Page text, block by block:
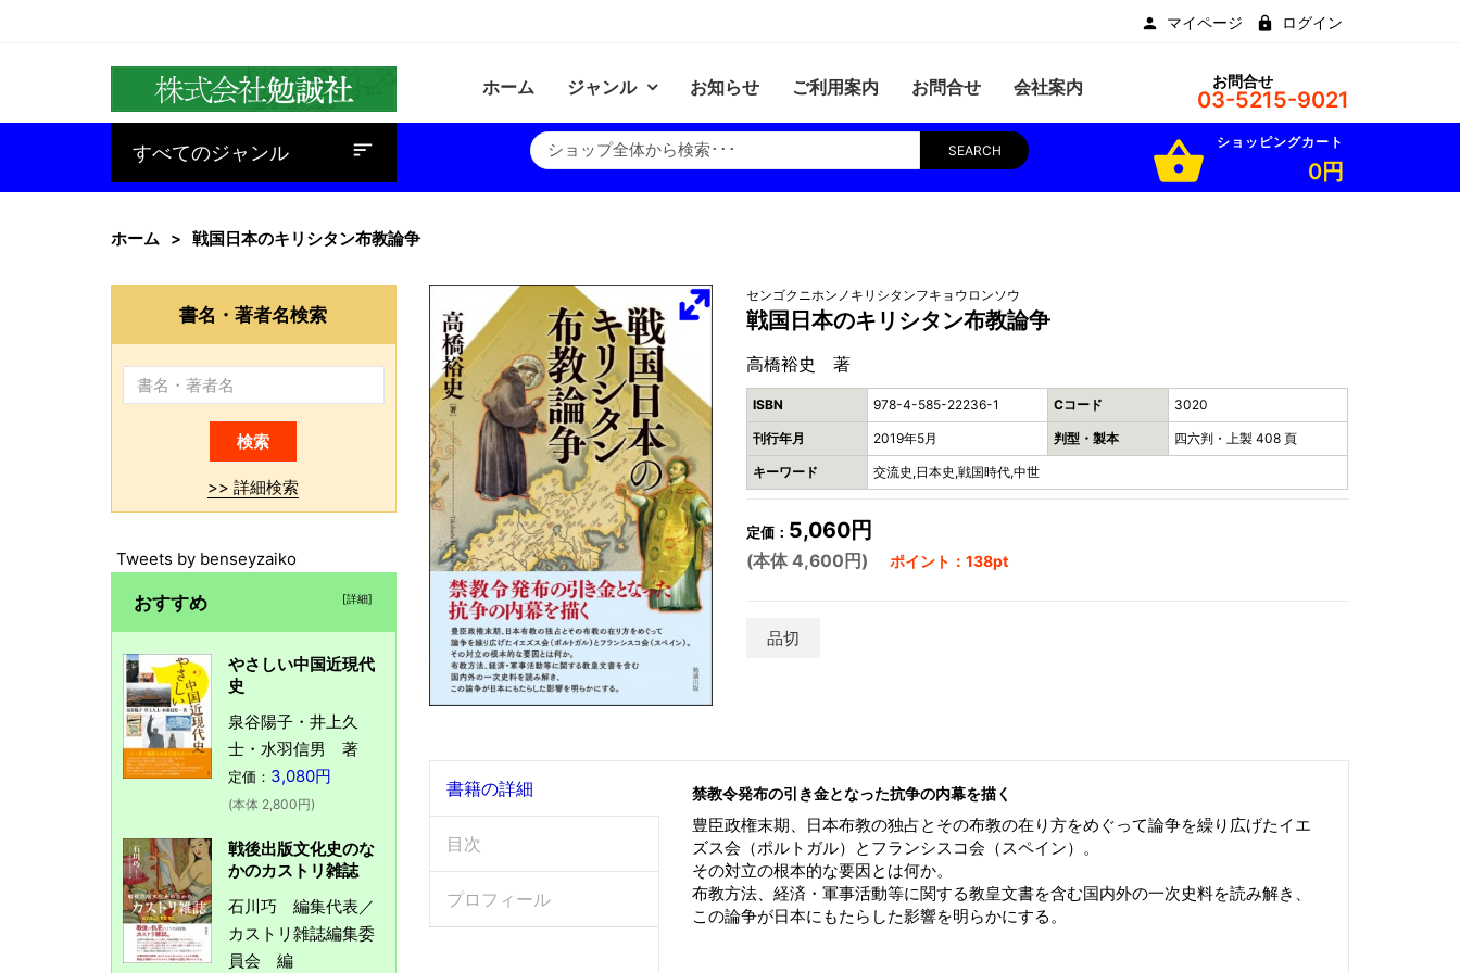
マイページ ログイン
ホーム ジャンル お知らせ ご利用案内 お問合せ 会社案内 お問合せ
03-5215-9021
すべてのジャンル
baseline_sort SEARCH shopping_basket ショッピングカート
0円
ホーム 戦国日本のキリシタン布教論争
センゴクニホンノキリシタンフキョウロンソウ
戦国日本のキリシタン布教論争
高橋裕史 著
ISBN 978-4-585-22236-1 Cコード 3020
刊行年月 2019年5月 判型・製本 四六判・上製 408 頁
キーワード 交流史,日本史,戦国時代,中世
定価： 5,060円
(本体 4,600円) ポイント：138pt
品切
書籍の詳細
目次
プロフィール
禁教令発布の引き金となった抗争の内幕を描く
豊臣政権末期、日本布教の独占とその布教の在り方をめぐって論争を繰り広げたイエ
ズス会（ポルトガル）とフランシスコ会（スペイン）。
その対立の根本的な要因とは何か。
布教方法、経済・軍事活動等に関する教皇文書を含む国内外の一次史料を読み解き、
この論争が日本にもたらした影響を明らかにする。
書名・著者名検索
>> 詳細検索
Tweets by benseyzaiko
おすすめ [詳細]
やさしい中国近現代
史
泉谷陽子・井上久
士・水羽信男 著
定価： 3,080円
(本体 2,800円)
戦後出版文化史のな
かのカストリ雑誌
石川巧 編集代表／
カストリ雑誌編集委
員会 編